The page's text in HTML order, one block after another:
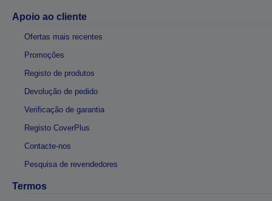
Apoio ao cliente
Ofertas mais recentes
Promoções
Registo de produtos
Devolução de pedido
Verificação de garantia
Registo CoverPlus
Contacte-nos
Pesquisa de revendedores
Termos